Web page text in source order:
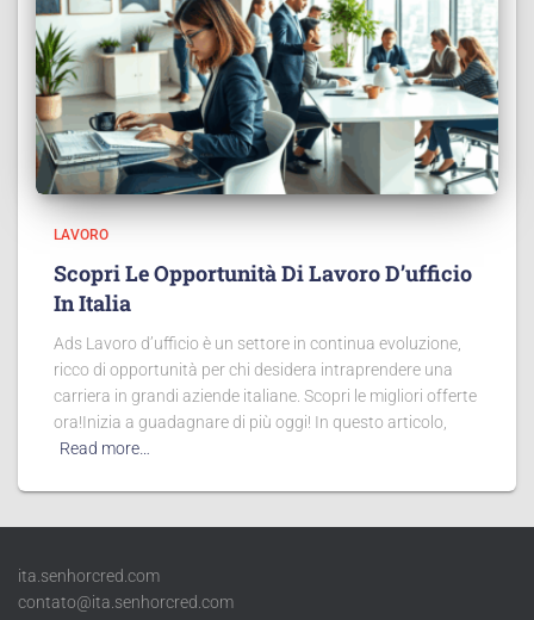
LAVORO
Scopri Le Opportunità Di Lavoro D’ufficio
In Italia
Ads Lavoro d’ufficio è un settore in continua evoluzione,
ricco di opportunità per chi desidera intraprendere una
carriera in grandi aziende italiane. Scopri le migliori offerte
ora!Inizia a guadagnare di più oggi! In questo articolo,
Read more…
ita.senhorcred.com
contato@ita.senhorcred.com